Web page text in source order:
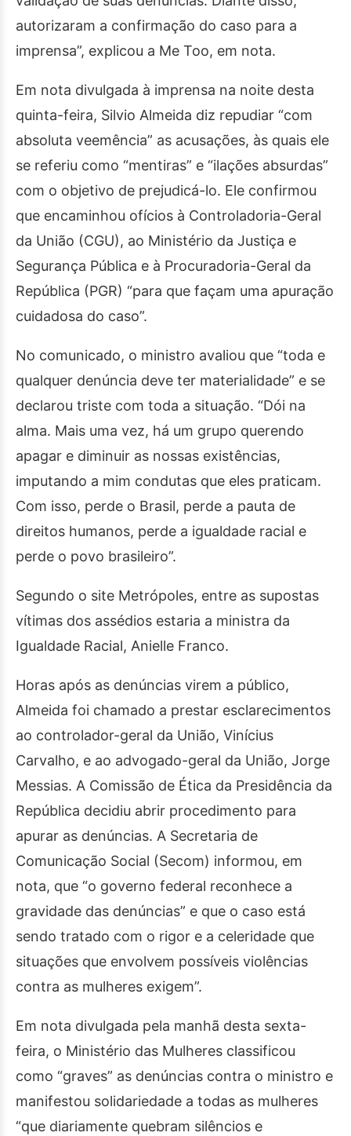
autorizaram a confirmação do caso para a
imprensa”, explicou a Me Too, em nota.
Em nota divulgada à imprensa na noite desta
quinta-feira, Silvio Almeida diz repudiar “com
absoluta veemência” as acusações, às quais ele
se referiu como “mentiras” e “ilações absurdas”
com o objetivo de prejudicá-lo. Ele confirmou
que encaminhou ofícios à Controladoria-Geral
da União (CGU), ao Ministério da Justiça e
Segurança Pública e à Procuradoria-Geral da
República (PGR) “para que façam uma apuração
cuidadosa do caso”.
No comunicado, o ministro avaliou que “toda e
qualquer denúncia deve ter materialidade” e se
declarou triste com toda a situação. “Dói na
alma. Mais uma vez, há um grupo querendo
apagar e diminuir as nossas existências,
imputando a mim condutas que eles praticam.
Com isso, perde o Brasil, perde a pauta de
direitos humanos, perde a igualdade racial e
perde o povo brasileiro”.
Segundo o site Metrópoles, entre as supostas
vítimas dos assédios estaria a ministra da
Igualdade Racial, Anielle Franco.
Horas após as denúncias virem a público,
Almeida foi chamado a prestar esclarecimentos
ao controlador-geral da União, Vinícius
Carvalho, e ao advogado-geral da União, Jorge
Messias. A Comissão de Ética da Presidência da
República decidiu abrir procedimento para
apurar as denúncias. A Secretaria de
Comunicação Social (Secom) informou, em
nota, que “o governo federal reconhece a
gravidade das denúncias” e que o caso está
sendo tratado com o rigor e a celeridade que
situações que envolvem possíveis violências
contra as mulheres exigem”.
Em nota divulgada pela manhã desta sexta-
feira, o Ministério das Mulheres classificou
como “graves” as denúncias contra o ministro e
manifestou solidariedade a todas as mulheres
“que diariamente quebram silêncios e